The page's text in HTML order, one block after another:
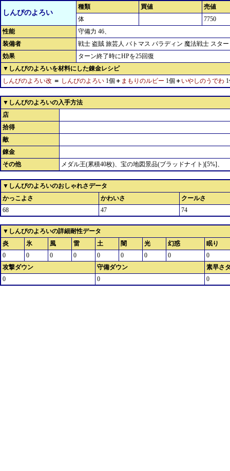
しんぴのよろい
種類 買値
売値
体
7750
性能
守備力 46、
装備者
戦士 盗賊 旅芸人 バトマス パラディン 魔法戦士 スター
効果
ターン終了時にHPを25回復
▼しんぴのよろいを材料にした錬金レシピ
しんぴのよろい改 ＝ しんぴのよろい 1個 ＋ まもりのルビー 1個 ＋ いやしのうでわ
▼しんぴのよろいの入手方法
店
拾得
敵
錬金
その他
メダル王(累積40枚)、宝の地図景品(ブラッドナイト)[5%]、
▼しんぴのよろいのおしゃれさデータ
かっこよさ
かわいさ
クールさ
68
47 74
▼しんぴのよろいの詳細耐性データ
炎
氷 風 雷 土 闇 光 幻惑
眠り
0
0 0 0 0 0 0 0
0
攻撃ダウン
守備ダウン
素早さ
0
0 0